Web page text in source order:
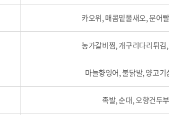
카오위, 매콤밑물새오, 문어
농가갈비찜, 개구리다리튀김
마늘향잉어, 불닭발, 양고기
족발, 순대, 오향건두부